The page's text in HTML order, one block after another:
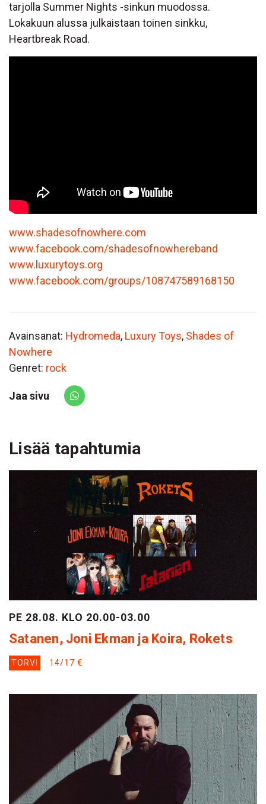
tarjolla Summer Nights -sinkun muodossa.
Lokakuun alussa julkaistaan toinen sinkku,
Heartbreak Road.
www.shadesofnowhere.com
www.facebook.com/shadesofnowhereband
www.luxurytoys.org
www.facebook.com/groups/108747589168150
Avainsanat: Hydromeda, Luxury Toys, Shades of
Nowhere
Genret: rock
Jaa sivu
Share via Whatsapp
Lisää tapahtumia
PE 28.08. KLO 20.00-03.00
Satanen, Joni Ekman ja Koira, Rokets
TORVI 14/17 €